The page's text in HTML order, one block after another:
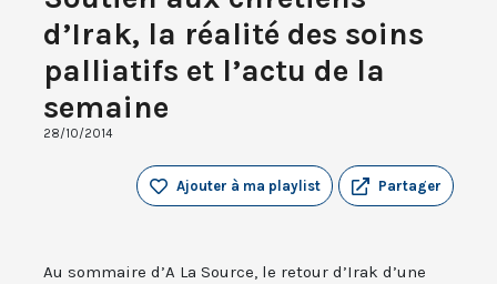
d’Irak, la réalité des soins
palliatifs et l’actu de la
semaine
28/10/2014
Partager
Ajouter à ma playlist
Au sommaire d’A La Source, le retour d’Irak d’une